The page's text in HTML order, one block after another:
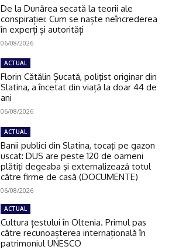
De la Dunărea secată la teorii ale
conspirației: Cum se naște neîncrederea
în experți și autorități
06/08/2026
ACTUAL
Florin Cătălin Șucată, poliţist originar din
Slatina, a încetat din viață la doar 44 de
ani
06/08/2026
ACTUAL
Banii publici din Slatina, tocaţi pe gazon
uscat: DUS are peste 120 de oameni
plătiţi degeaba şi externalizează totul
către firme de casă (DOCUMENTE)
06/08/2026
ACTUAL
Cultura țestului în Oltenia. Primul pas
către recunoașterea internațională în
patrimoniul UNESCO